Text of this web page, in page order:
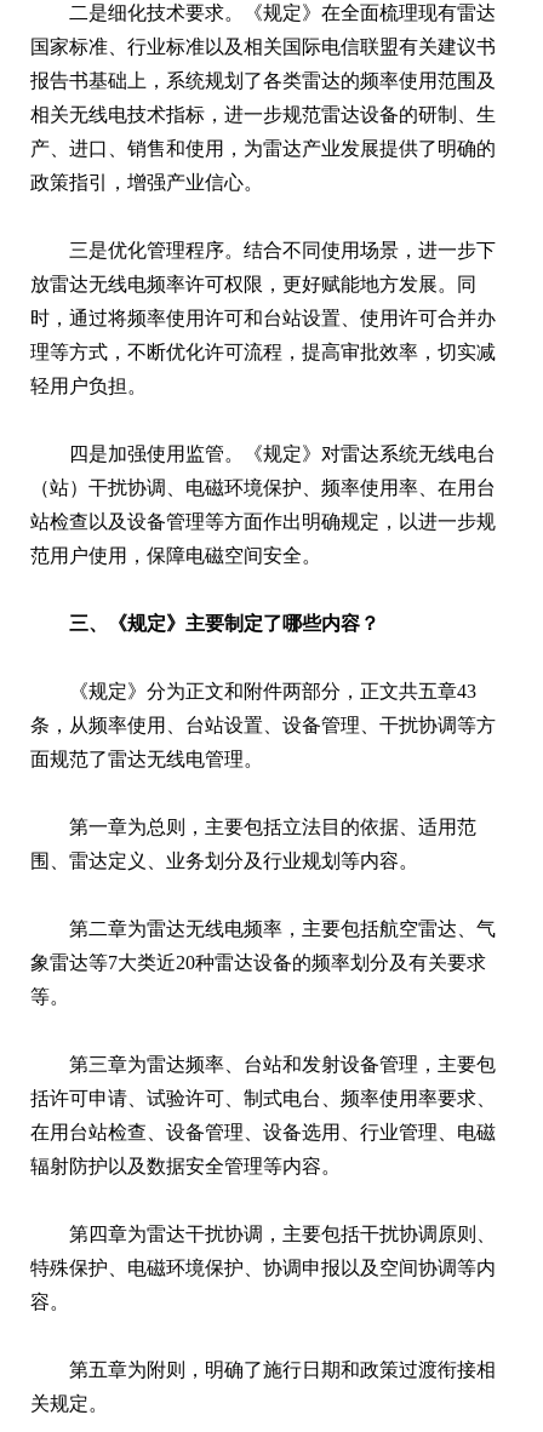
二是细化技术要求。《规定》在全面梳理现有雷达
国家标准、行业标准以及相关国际电信联盟有关建议书
报告书基础上，系统规划了各类雷达的频率使用范围及
相关无线电技术指标，进一步规范雷达设备的研制、生
产、进口、销售和使用，为雷达产业发展提供了明确的
政策指引，增强产业信心。
三是优化管理程序。结合不同使用场景，进一步下
放雷达无线电频率许可权限，更好赋能地方发展。同
时，通过将频率使用许可和台站设置、使用许可合并办
理等方式，不断优化许可流程，提高审批效率，切实减
轻用户负担。
四是加强使用监管。《规定》对雷达系统无线电台
（站）干扰协调、电磁环境保护、频率使用率、在用台
站检查以及设备管理等方面作出明确规定，以进一步规
范用户使用，保障电磁空间安全。
三、《规定》主要制定了哪些内容？
《规定》分为正文和附件两部分，正文共五章43
条，从频率使用、台站设置、设备管理、干扰协调等方
面规范了雷达无线电管理。
第一章为总则，主要包括立法目的依据、适用范
围、雷达定义、业务划分及行业规划等内容。
第二章为雷达无线电频率，主要包括航空雷达、气
象雷达等7大类近20种雷达设备的频率划分及有关要求
等。
第三章为雷达频率、台站和发射设备管理，主要包
括许可申请、试验许可、制式电台、频率使用率要求、
在用台站检查、设备管理、设备选用、行业管理、电磁
辐射防护以及数据安全管理等内容。
第四章为雷达干扰协调，主要包括干扰协调原则、
特殊保护、电磁环境保护、协调申报以及空间协调等内
容。
第五章为附则，明确了施行日期和政策过渡衔接相
关规定。